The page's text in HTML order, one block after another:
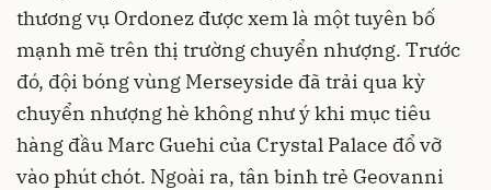
thương vụ Ordonez được xem là một tuyên bố
mạnh mẽ trên thị trường chuyển nhượng. Trước
đó, đội bóng vùng Merseyside đã trải qua kỳ
chuyển nhượng hè không như ý khi mục tiêu
hàng đầu Marc Guehi của Crystal Palace đổ vỡ
vào phút chót. Ngoài ra, tân binh trẻ Geovanni